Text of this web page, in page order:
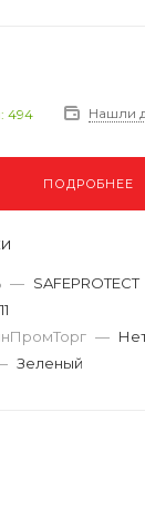
494 Нашли
ПОДРОБНЕЕ
— SAFEPROTECT
—
Зеленый